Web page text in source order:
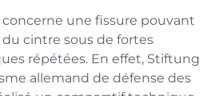
une fissure pouvant
cintre sous de fortes
répétées. En effet, Stiftung
allemand de défense des